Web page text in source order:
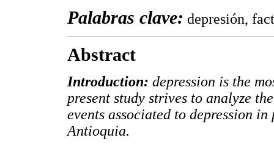
Palabras clave: depresión,
Abstract
Introduction: depression is the
present study strives to analyze
events associated to depression
Antioquia.